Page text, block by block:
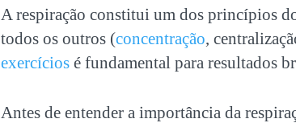
A respiração constitui um dos princípios
todos os outros (concentração,
exercícios é fundamental para resultados
Antes de entender a importância da